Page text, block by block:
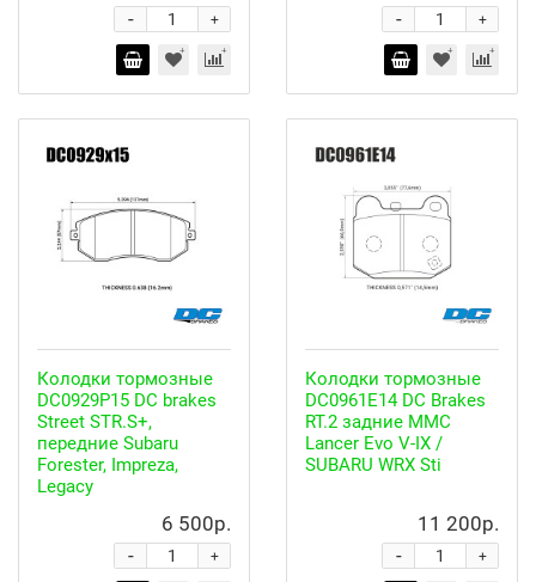
+
- +
-
Колодки тормозные
DC0929P15 DC brakes
Street STR.S+,
передние Subaru
Forester, Impreza,
Legacy
6 500р.
+
-
Колодки тормозные
DC0961E14 DC Brakes
RT.2 задние MMC
Lancer Evo V-IX /
SUBARU WRX Sti
11 200р.
+
-